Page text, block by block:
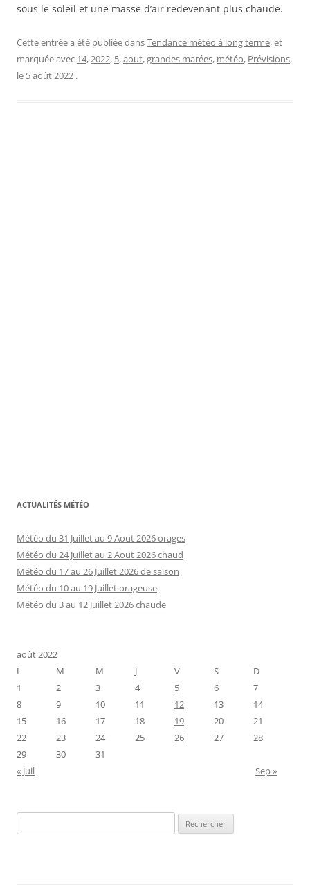
sous le soleil et une masse d’air redevenant plus chaude.
Cette entrée a été publiée dansTendance météo à long terme, et
marquée avec 14,2022, 5,aout,grandes marées, météo, Prévisions,
le 5 août 2022 .
ACTUALITÉS MÉTÉO
Météo du 31 Juillet au 9 Aout 2026 orages
Météo du 24 Juillet au 2 Aout 2026 chaud
Météo du 17 au 26 Juillet 2026 de saison
Météo du 10 au 19 Juillet orageuse
Météo du 3 au 12 Juillet 2026 chaude
août 2022
L
M M J V S
D
1
2 3 4 5 6
7
8
9 10 11 12 13
14
15
16 17 18 19 20
21
22
23 24 25 26 27
28
29
30
31
« Juil
Sep »